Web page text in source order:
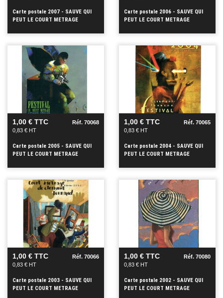
Carte postale 2007 - SAUVE QUI
PEUT LE COURT METRAGE
Carte postale 2006 - SAUVE QUI
PEUT LE COURT METRAGE
VOIR
+
1,00 € TTC
0,83 € HT
Réf. 70068
Carte postale 2005 - SAUVE QUI
PEUT LE COURT METRAGE
VOIR
+
1,00 € TTC
0,83 € HT
Réf. 70065
Carte postale 2004 - SAUVE QUI
PEUT LE COURT METRAGE
VOIR
+
1,00 € TTC
0,83 € HT
Réf. 70066
Carte postale 2003 - SAUVE QUI
PEUT LE COURT METRAGE
VOIR
+
1,00 € TTC
0,83 € HT
Réf. 70080
Carte postale 2002 - SAUVE QUI
PEUT LE COURT METRAGE